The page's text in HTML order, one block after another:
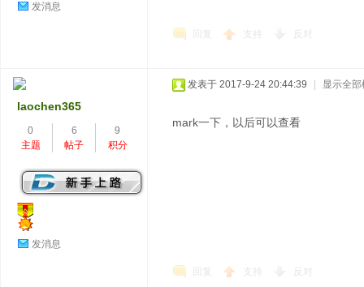
发消息
回复 支持 反对
laochen365
0
主题
6
帖子
9
积分
发消息
发表于 2017-9-24 20:44:39 显示全部
mark一下，以后可以查看
回复 支持 反对